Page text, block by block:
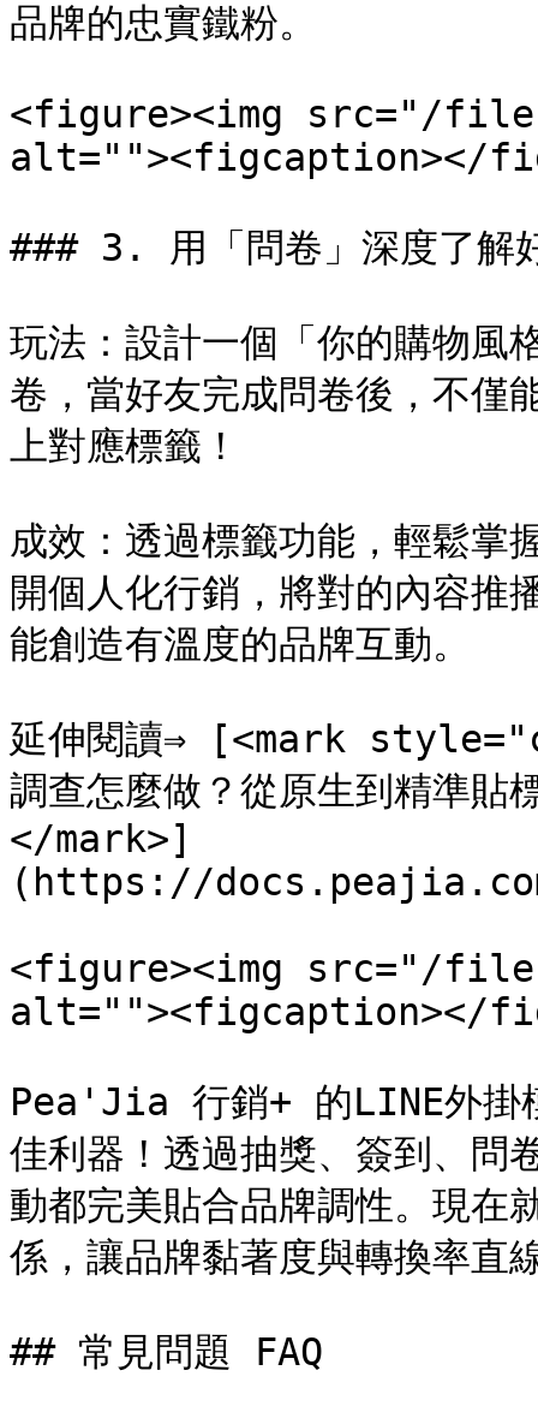
品牌的忠實鐵粉。
<figure><img src="/
alt=""><figcaption></
### 3. 用「問卷」深度了解
玩法：設計一個「你的購物風
卷，當好友完成問卷後，不僅
上對應標籤！
成效：透過標籤功能，輕鬆掌
開個人化行銷，將對的內容推
能創造有溫度的品牌互動。
延伸閱讀⇒ [<mark
調查怎麼做？從原生到精準
</mark>]
(https://
<figure><img src="/files/
alt=""><figcaption></
Pea'Jia 行銷+ 的LINE外掛
佳利器！透過抽獎、簽到、問
動都完美貼合品牌調性。現
係，讓品牌黏著度與轉換率直
## 常見問題 FAQ